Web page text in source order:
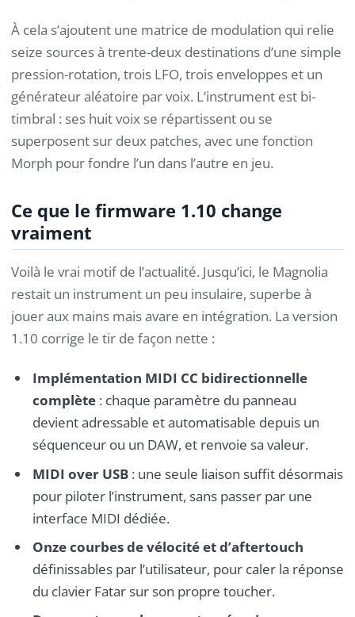
À cela s’ajoutent une matrice de modulation qui relie
seize sources à trente-deux destinations d’une simple
pression-rotation, trois LFO, trois enveloppes et un
générateur aléatoire par voix. L’instrument est bi-
timbral : ses huit voix se répartissent ou se
superposent sur deux patches, avec une fonction
Morph pour fondre l’un dans l’autre en jeu.
Ce que le firmware 1.10 change
vraiment
Voilà le vrai motif de l’actualité. Jusqu’ici, le Magnolia
restait un instrument un peu insulaire, superbe à
jouer aux mains mais avare en intégration. La version
1.10 corrige le tir de façon nette :
Implémentation MIDI CC bidirectionnelle
complète: chaque paramètre du panneau
devient adressable et automatisable depuis un
séquenceur ou un DAW, et renvoie sa valeur.
MIDI over USB: une seule liaison suffit désormais
pour piloter l’instrument, sans passer par une
interface MIDI dédiée.
Onze courbes de vélocité et d’aftertouch
définissables par l’utilisateur, pour caler la réponse
du clavier Fatar sur son propre toucher.